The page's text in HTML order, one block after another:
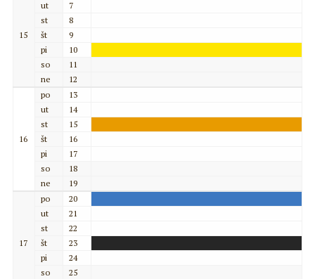
15
ut
7
st
8
št
9
pi
10
so
11
ne
12
16
po
13
ut
14
st
15
št
16
pi
17
so
18
ne
19
17
po
20
ut
21
st
22
št
23
pi
24
so
25